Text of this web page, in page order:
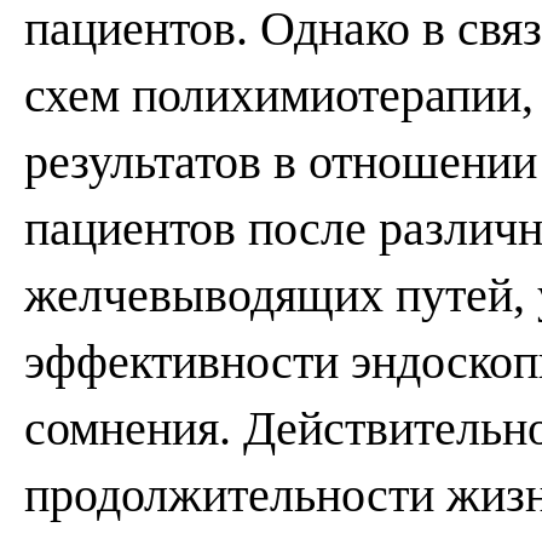
пациентов. Однако в
схем
результатов в
пациентов после
желчевыводящих путей,
эффективности
сомнения.
продолжительности